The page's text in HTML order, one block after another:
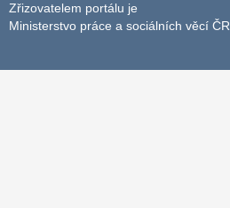
Zřizovatelem portálu je
Ministerstvo práce a sociálních věcí ČR